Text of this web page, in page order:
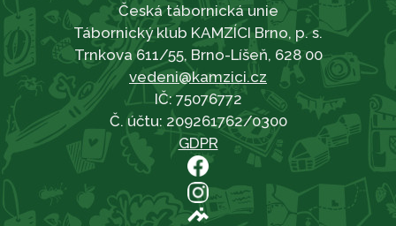
Česká tábornická unie
Tábornický klub KAMZÍCI Brno, p. s.
Trnkova 611/55, Brno-Líšeň, 628 00
vedeni@kamzici.cz
IČ: 75076772
Č. účtu: 209261762/0300
GDPR